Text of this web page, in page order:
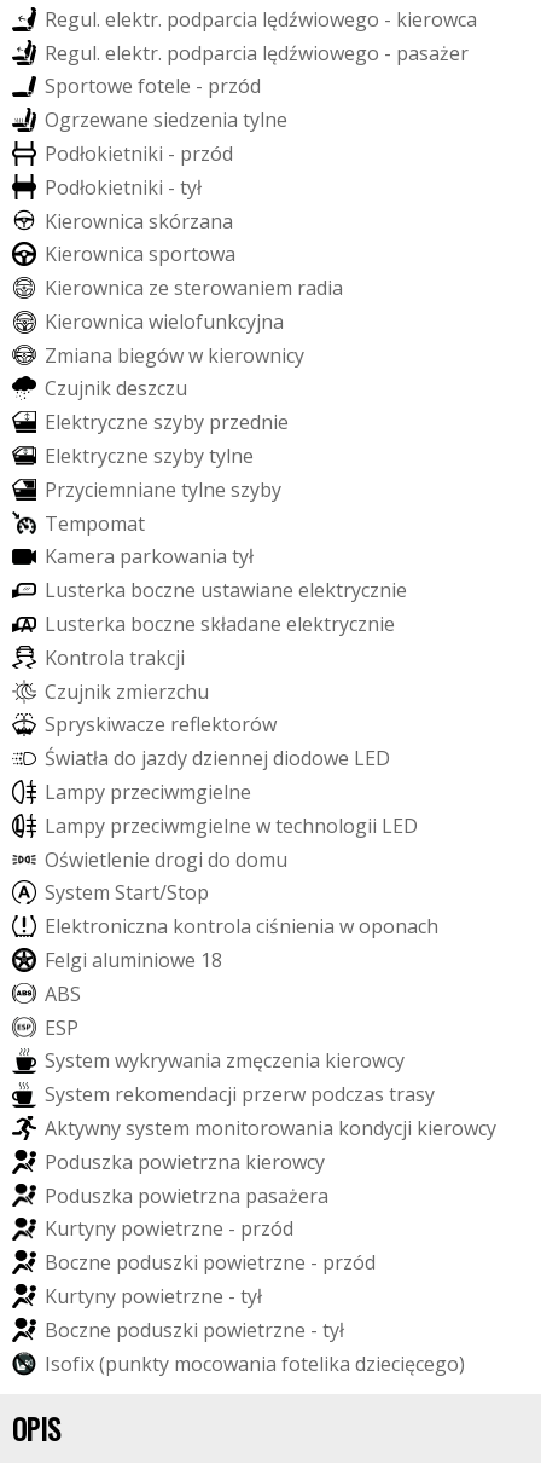
Regul. elektr. podparcia lędźwiowego - kierowca
Regul. elektr. podparcia lędźwiowego - pasażer
Sportowe fotele - przód
Ogrzewane siedzenia tylne
Podłokietniki - przód
Podłokietniki - tył
Kierownica skórzana
Kierownica sportowa
Kierownica ze sterowaniem radia
Kierownica wielofunkcyjna
Zmiana biegóww kierownicy
Czujnikdeszczu
Elektryczne szyby przednie
Elektryczne szybytylne
Przyciemniane tylne szyby
Tempomat
Kamera parkowania tył
Lusterka boczne ustawiane elektrycznie
Lusterka boczne składane elektrycznie
Kontrola trakcji
Czujnik zmierzchu
Spryskiwacze refektorów
Światła do jazdydziennej diodowe LED
Lampy przeciwmgielne
Lampy przeciwmgielne wtechnologii LED
Oświetlenie drogi do domu
System Start/Stop
Elektroniczna kontrola ciśnienia woponach
Felgi aluminiowe 18
ABS
ESP
System wykrywania zmęczenia kierowcy
System rekomendacji przerw podczas trasy
Aktywnysystem monitorowania kondycji kierowcy
Poduszka powietrzna kierowcy
Poduszka powietrzna pasażera
Kurtyny powietrzne - przód
Boczne poduszki powietrzne - przód
Kurtyny powietrzne - tył
Boczne poduszki powietrzne - tył
Isofix(punkty mocowania fotelika dziecięcego)
OPIS